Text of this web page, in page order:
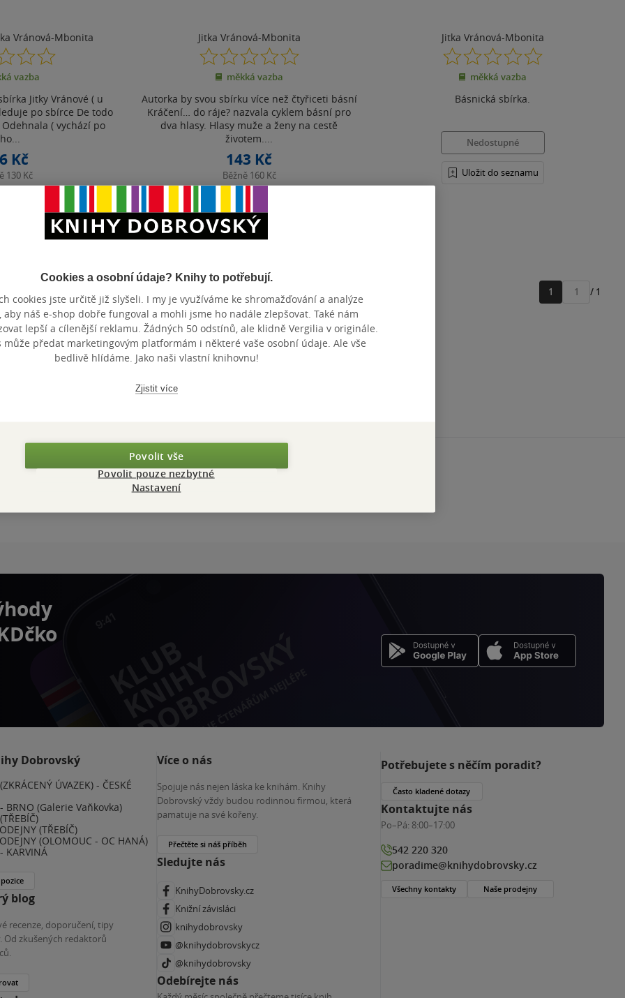
Vránová-Mbonita
0.0
z
5 vazba
Jitky Vránové ( u
po sbírce De todo
( vychází po
Kč
130 Kč
Jitka Vránová-Mbonita
0.0
z
5
měkká vazba
Autorka by svou sbírku více než čtyřiceti básní
Kráčení… do ráje? nazvala cyklem básní pro
dva hlasy. Hlasy muže a ženy na cestě
životem....
143 Kč
Běžně 160 Kč
Uložit do seznamu
Jitka Vránová-Mbonita
0.0
z
5
měkká vazba
Básnická sbírka.
Nedostupné
Uložit do seznamu
Zobrazeno 3 z 3
1
Přejít
/ 1
Dobrovský
ÚVAZEK) - ČESKÉ
BRNO (Galerie Vaňkovka)
(TŘEBÍČ)
(OLOMOUC - OC HANÁ)
KARVINÁ
blog
recenze, doporučení, tipy
Od zkušených redaktorů
Více o nás
Spojuje nás nejen láska ke knihám. Knihy
Dobrovský vždy budou rodinnou firmou, která
pamatuje na své kořeny.
Přečtěte si náš příběh
Sledujte nás
KnihyDobrovsky.cz
Knižní závisláci
knihydobrovsky
@knihydobrovskycz
@knihydobrovsky
Odebírejte nás
Potřebujete s něčím poradit?
Často kladené dotazy
Kontaktujte nás
Po–Pá: 8:00–17:00
542 220 320
poradime@knihydobrovsky.cz
Všechny kontakty Naše prodejny
Cookies a osobní údaje? Knihy to potřebují.
cookies jste určitě již slyšeli. I my je využíváme ke shromažďování a analýze
aby náš e-shop dobře fungoval a mohli jsme ho nadále zlepšovat. Také nám
lepší a cílenější reklamu. Žádných 50 odstínů, ale klidně Vergilia v originále.
může předat marketingovým platformám i některé vaše osobní údaje. Ale vše
bedlivě hlídáme. Jako naši vlastní knihovnu!
Zjistit více
Povolit vše
Povolit pouze nezbytné
Nastavení